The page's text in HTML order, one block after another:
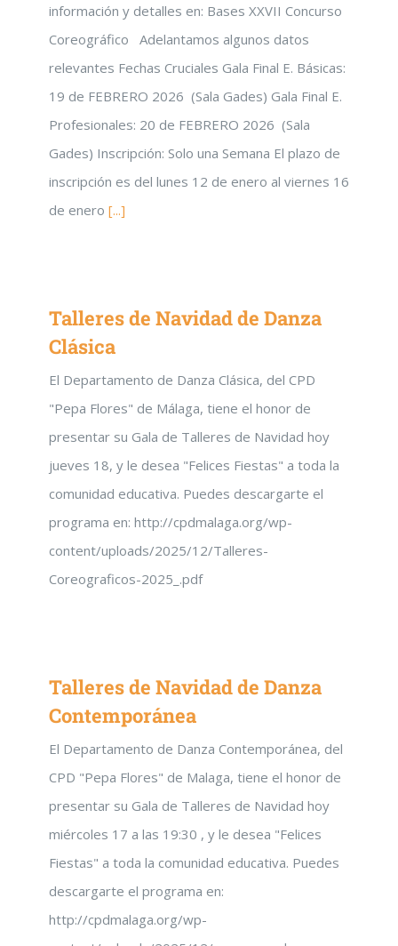
información y detalles en: Bases XXVII Concurso
Coreográfico Adelantamos algunos datos
relevantes Fechas Cruciales Gala Final E. Básicas:
19 de FEBRERO 2026 (Sala Gades) Gala Final E.
Profesionales: 20 de FEBRERO 2026 (Sala
Gades) Inscripción: Solo una Semana El plazo de
inscripción es del lunes 12 de enero al viernes 16
de enero [...]
Talleres de Navidad de Danza
Clásica
El Departamento de Danza Clásica, del CPD
"Pepa Flores" de Málaga, tiene el honor de
presentar su Gala de Talleres de Navidad hoy
jueves 18, y le desea "Felices Fiestas" a toda la
comunidad educativa. Puedes descargarte el
programa en: http://cpdmalaga.org/wp-
content/uploads/2025/12/Talleres-
Coreograficos-2025_.pdf
Talleres de Navidad de Danza
Contemporánea
El Departamento de Danza Contemporánea, del
CPD "Pepa Flores" de Malaga, tiene el honor de
presentar su Gala de Talleres de Navidad hoy
miércoles 17 a las 19:30 , y le desea "Felices
Fiestas" a toda la comunidad educativa. Puedes
descargarte el programa en:
http://cpdmalaga.org/wp-